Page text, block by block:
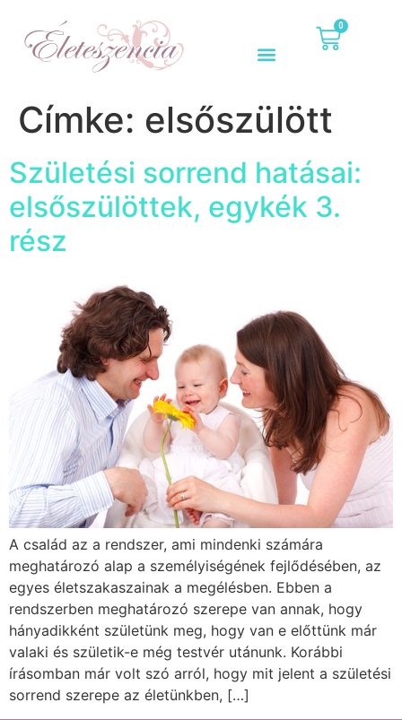
0
Címke: elsőszülött
Születési sorrend hatásai:
elsőszülöttek, egykék 3.
rész
A család az a rendszer, ami mindenki számára
meghatározó alap a személyiségének fejlődésében, az
egyes életszakaszainak a megélésben. Ebben a
rendszerben meghatározó szerepe van annak, hogy
hányadikként születünk meg, hogy van e előttünk már
valaki és születik-e még testvér utánunk. Korábbi
írásomban már volt szó arról, hogy mit jelent a születési
sorrend szerepe az életünkben, […]